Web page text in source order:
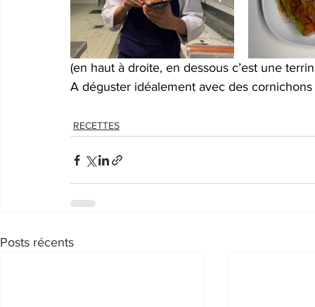
(en haut à droite, en dessous c’est une
A déguster idéalement avec des
RECETTES
Posts récents